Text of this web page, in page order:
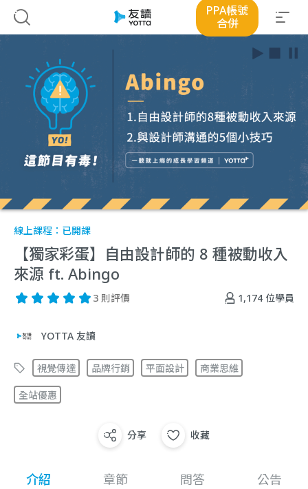
PPA帳號
合併
線上課程： 已開課
【獨家彩蛋】自由設計師的 8 種被動收入
來源 ft. Abingo
1,174 位學員
3 則評價
YOTTA 友讀
視覺傳達 品牌行銷 平面設計 商業思維
全站優惠
分享 收藏
介紹 章節 問答 公告